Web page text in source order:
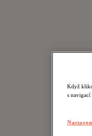
Když
s navigací